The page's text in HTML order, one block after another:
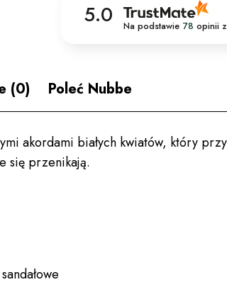
5.0 Na podstawie 78 opinii
(0) Poleć Nubbe
akordami białych kwiatów, który
się przenikają.